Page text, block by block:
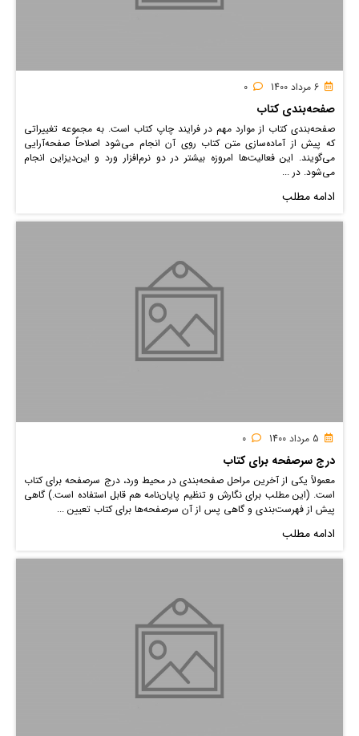
صفحه‌بندی کتاب
صفحه‌بندی کتاب از موارد مهم در فرایند چاپ کتاب است. به مجموعه تغییراتی
که پیش از آماده‌سازی متن کتاب روی آن انجام می‌شود اصلاحاٌ صفحه‌آرایی
می‌گویند. این فعالیت‌ها امروزه بیشتر در دو نرم‌افزار ورد و این‌دیزاین انجام
می‌شود. در ...
ادامه مطلب
درج سرصفحه برای کتاب
معمولاً یکی از آخرین مراحل صفحه‌بندی در محیط ورد، درج سرصفحه برای کتاب
است. (این مطلب برای نگارش و تنظیم پایان‌نامه هم قابل استفاده است.) گاهی
پیش از فهرست‌بندی و گاهی پس از آن سرصفحه‌ها برای کتاب تعیین ...
ادامه مطلب